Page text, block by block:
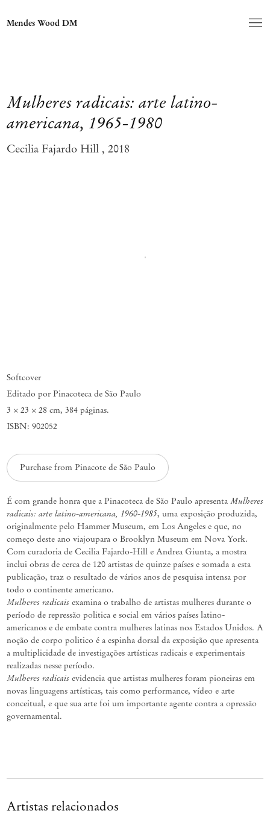
Mendes Wood DM
Mulheres radicais: arte latino-
americana, 1965-1980
Cecilia Fajardo Hill , 2018
Softcover
Editado por Pinacoteca de São Paulo
3 × 23 × 28 cm, 384 páginas.
ISBN: 902052
Purchase from Pinacote de São Paulo
É com grande honra que a Pinacoteca de São Paulo apresenta Mulheres
radicais: arte latino-americana, 1960-1985, uma exposição produzida,
originalmente pelo Hammer Museum, em Los Angeles e que, no
começo deste ano viajoupara o Brooklyn Museum em Nova York.
Com curadoria de Cecilia Fajardo-Hill e Andrea Giunta, a mostra
inclui obras de cerca de 120 artistas de quinze países e somada a esta
publicação, traz o resultado de vários anos de pesquisa intensa por
todo o continente americano.
Mulheres radicais examina o trabalho de artistas mulheres durante o
período de repressão politica e social em vários países latino-
americanos e de embate contra mulheres latinas nos Estados Unidos. A
noção de corpo politico é a espinha dorsal da exposição que apresenta
a multiplicidade de investigações artísticas radicais e experimentais
realizadas nesse período.
Mulheres radicais evidencia que artistas mulheres foram pioneiras em
novas linguagens artísticas, tais como performance, vídeo e arte
conceitual, e que sua arte foi um importante agente contra a opressão
governamental.
Artistas relacionados